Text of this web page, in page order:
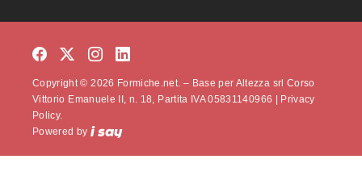
Copyright © 2026 Formiche.net. – Base per Altezza srl Corso
Vittorio Emanuele II, n. 18, Partita IVA 05831140966 |
Privacy
Policy.
Powered by